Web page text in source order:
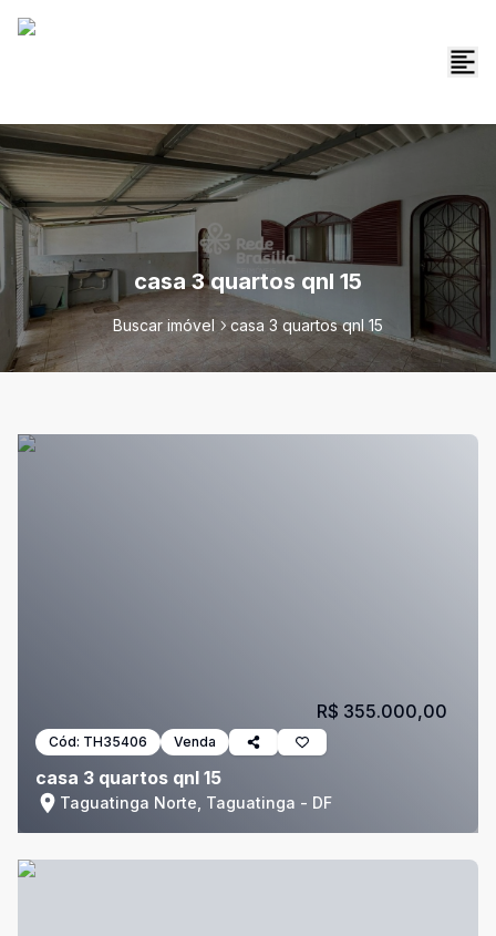
casa 3 quartos qnl 15
Buscar imóvel casa 3 quartos qnl 15
Cód: TH35406 Venda
casa 3 quartos qnl 15
Taguatinga Norte, Taguatinga - DF
R$ 355.000,00